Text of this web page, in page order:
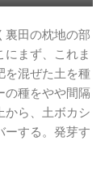
裏田の枕地の部
まず、これま
を混ぜた土を種
の種をやや間隔
から、土ボカシ
ーする。発芽す